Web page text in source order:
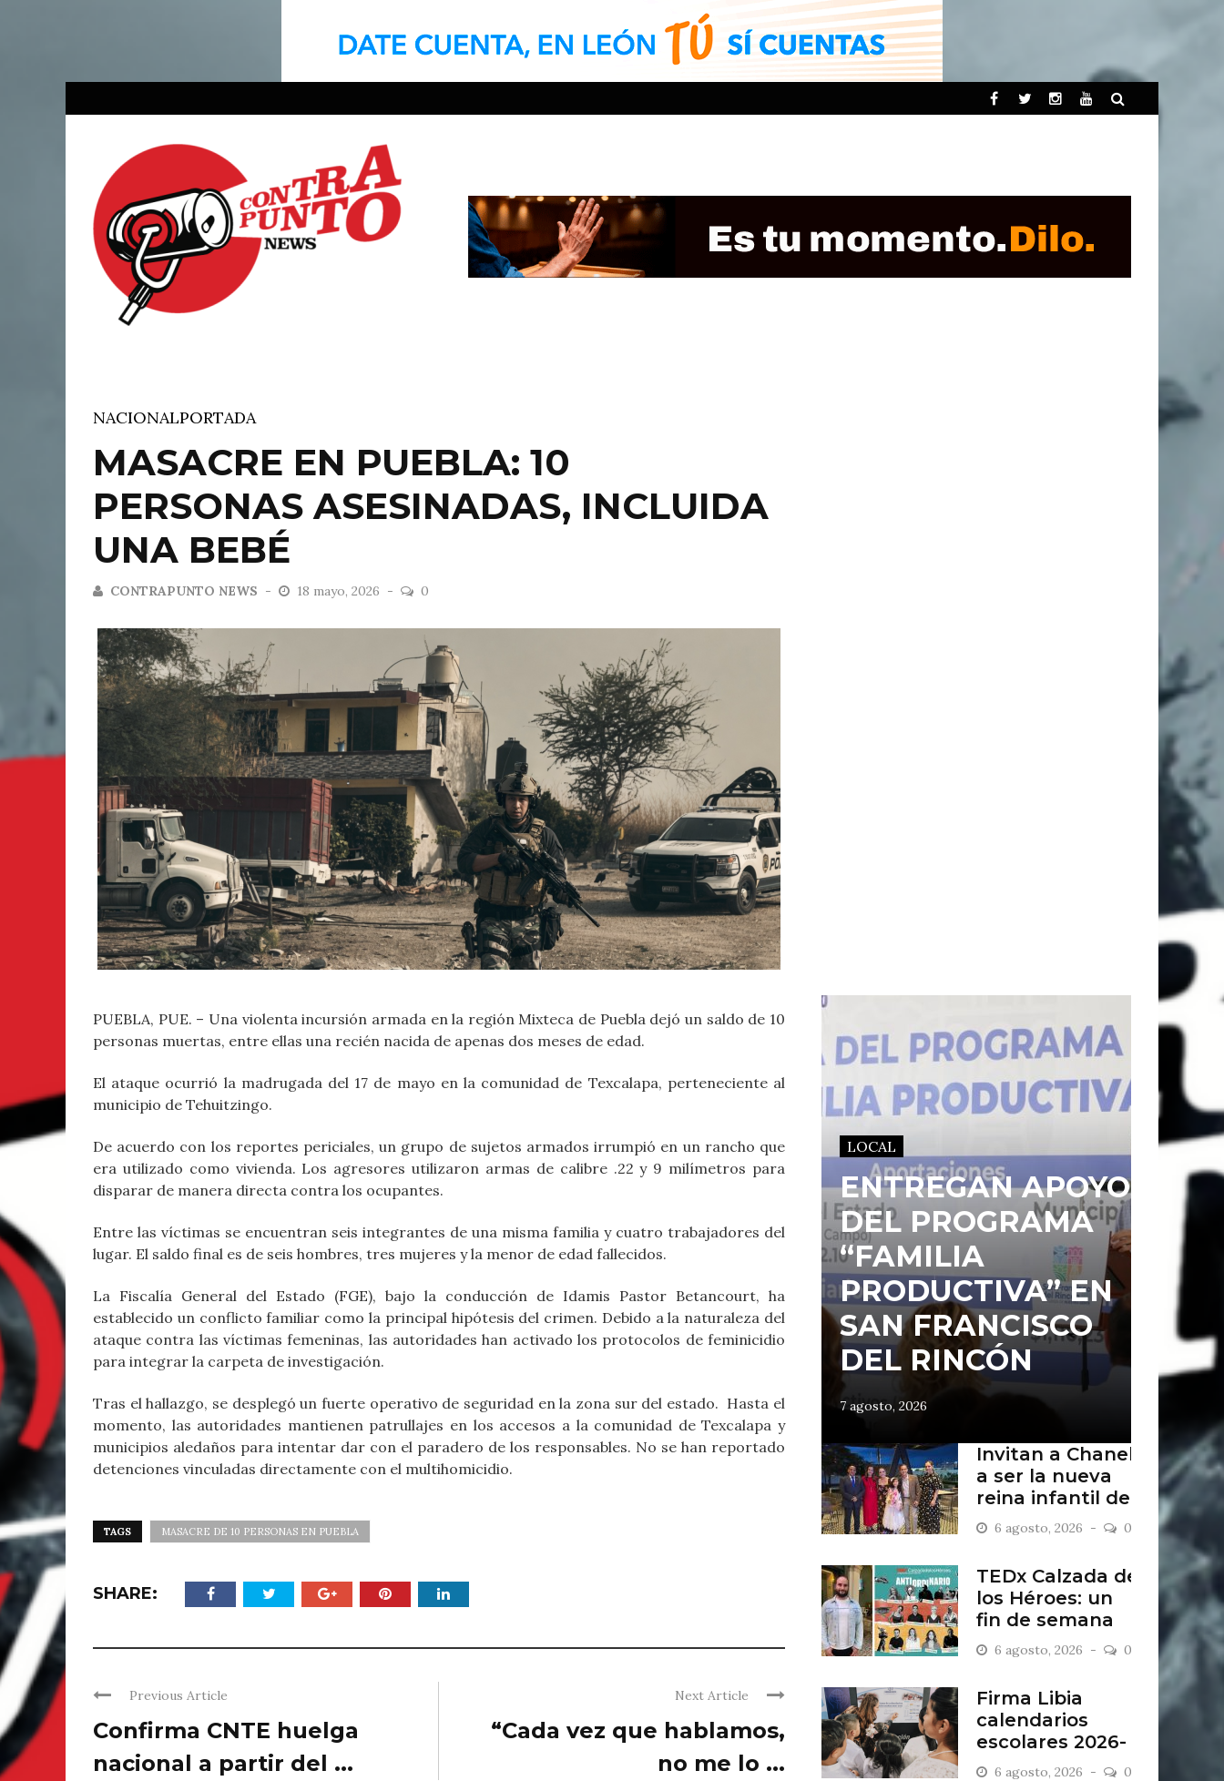
NACIONALPORTADA
MASACRE EN PUEBLA: 10
PERSONAS ASESINADAS, INCLUIDA
UNA BEBÉ
CONTRAPUNTO NEWS 18 mayo, 2026 0
PUEBLA, PUE. – Una violenta incursión armada en la región Mixteca de Puebla dejó un saldo de 10
personas muertas, entre ellas una recién nacida de apenas dos meses de edad.
El ataque ocurrió la madrugada del 17 de mayo en la comunidad de Texcalapa, perteneciente al
municipio de Tehuitzingo.
De acuerdo con los reportes periciales, un grupo de sujetos armados irrumpió en un rancho que
era utilizado como vivienda. Los agresores utilizaron armas de calibre .22 y 9 milímetros para
disparar de manera directa contra los ocupantes.
Entre las víctimas se encuentran seis integrantes de una misma familia y cuatro trabajadores del
lugar. El saldo final es de seis hombres, tres mujeres y la menor de edad fallecidos.
La Fiscalía General del Estado (FGE), bajo la conducción de Idamis Pastor Betancourt, ha
establecido un conflicto familiar como la principal hipótesis del crimen. Debido a la naturaleza del
ataque contra las víctimas femeninas, las autoridades han activado los protocolos de feminicidio
para integrar la carpeta de investigación.
Tras el hallazgo, se desplegó un fuerte operativo de seguridad en la zona sur del estado. Hasta el
momento, las autoridades mantienen patrullajes en los accesos a la comunidad de Texcalapa y
municipios aledaños para intentar dar con el paradero de los responsables. No se han reportado
detenciones vinculadas directamente con el multihomicidio.
TAGS MASACRE DE 10 PERSONAS EN PUEBLA
SHARE:
Previous Article
Confirma CNTE huelga
nacional a partir del ...
Next Article
“Cada vez que hablamos,
no me lo ...
LOCAL
ENTREGAN APOYOS
DEL PROGRAMA
“FAMILIA
PRODUCTIVA” EN
SAN FRANCISCO
DEL RINCÓN
7 agosto, 2026
Invitan a Chanel
a ser la nueva
reina infantil de
San Francisco
del Rincón
6 agosto, 2026 0
TEDx Calzada de
los Héroes: un
fin de semana
“Antiordinario”
en León
6 agosto, 2026 0
Firma Libia
calendarios
escolares 2026-
2027
6 agosto, 2026 0